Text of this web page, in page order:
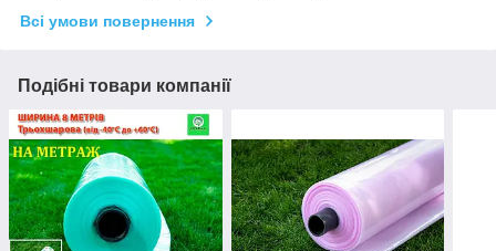
Всі умови повернення
Подібні товари компанії